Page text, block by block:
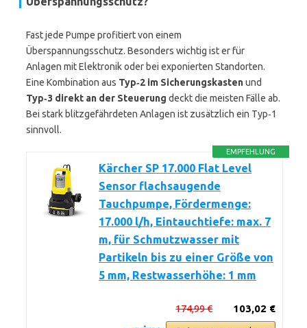
Fast jede Pumpe profitiert von einem
Überspannungsschutz. Besonders wichtig ist er für
Anlagen mit Elektronik oder bei exponierten Standorten.
Eine Kombination aus Typ‑2 im Sicherungskastenund
Typ‑3 direkt an der Steuerung deckt die meisten Fälle ab.
Bei stark blitzgefährdeten Anlagen ist zusätzlich ein Typ‑1
sinnvoll.
EMPFEHLUNG
Kärcher SP 17.000 Flat Level
Sensor flachsaugende
Tauchpumpe, Fördermenge:
17.000 l/h, Eintauchtiefe: max. 7
m, für Schmutzwasser mit
Partikeln bis zu einer Größe von
5 mm, Restwasserhöhe: 1 mm
103,02 €
174,99 €